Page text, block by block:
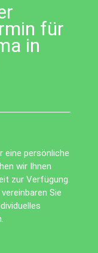
für
in
eine persönliche
wir Ihnen
zur Verfügung.
Sie